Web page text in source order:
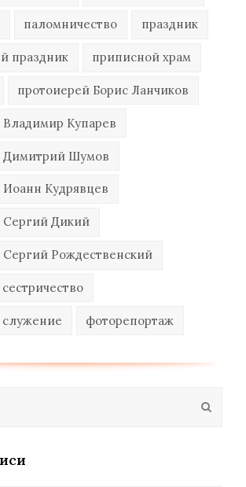
паломничество праздник
праздник приписной храм
протоиерей Борис Ланчиков
Купарев
Димитрий Шумов
Кудрявцев
Сергий Дикий
Сергий Рождественский
сестричество
служение фоторепортаж